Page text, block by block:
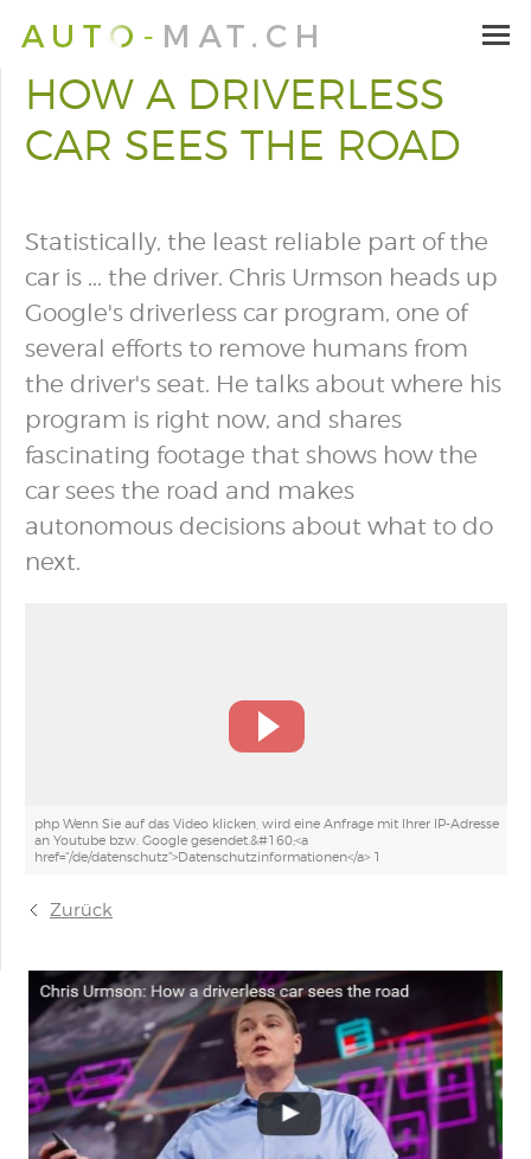
HOW A DRIVERLESS
CAR SEES THE ROAD
Statistically, the least reliable part of the
car is ... the driver. Chris Urmson heads up
Google's driverless car program, one of
several efforts to remove humans from
the driver's seat. He talks about where his
program is right now, and shares
fascinating footage that shows how the
car sees the road and makes
autonomous decisions about what to do
next.
php Wenn Sie auf das Video klicken, wird eine Anfrage mit Ihrer IP-Adresse
an Youtube bzw. Google gesendet.&#160;<a
href="/de/datenschutz">Datenschutzinformationen</a> 1
Zurück